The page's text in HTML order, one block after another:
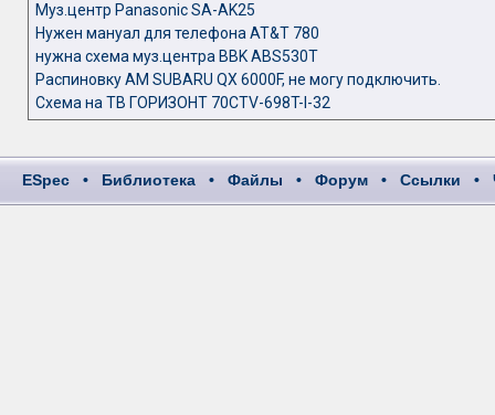
Муз.центр Panasonic SA-AK25
Нужен мануал для телефона AT&T 780
нужна схема муз.центра BBK ABS530T
Распиновку АМ SUBARU QX 6000F, не могу подключить.
Схема на ТВ ГОРИЗОНТ 70CTV-698T-I-32
ESpec • Библиотека • Файлы • Форум • Ссылки •